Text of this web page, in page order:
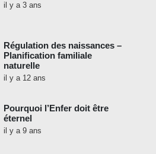
il y a 3 ans
Régulation des naissances –
Planification familiale
naturelle
il y a 12 ans
Pourquoi l’Enfer doit être
éternel
il y a 9 ans